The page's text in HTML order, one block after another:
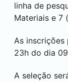
linha de
Materiais e 7
As
23h do dia
A seleção